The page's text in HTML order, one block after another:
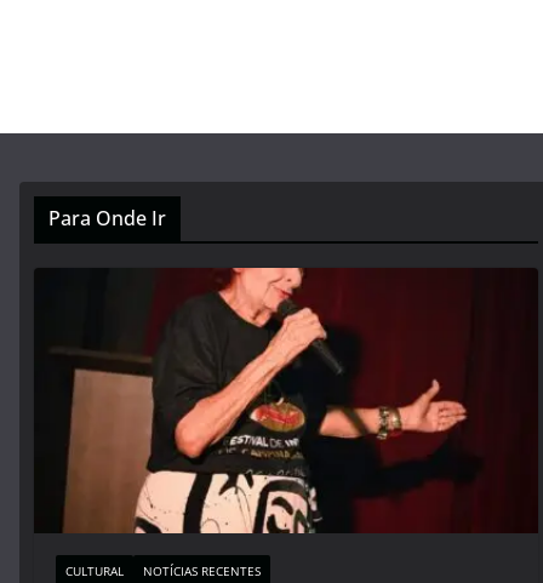
Para Onde Ir
CULTURAL NOTÍCIAS RECENTES